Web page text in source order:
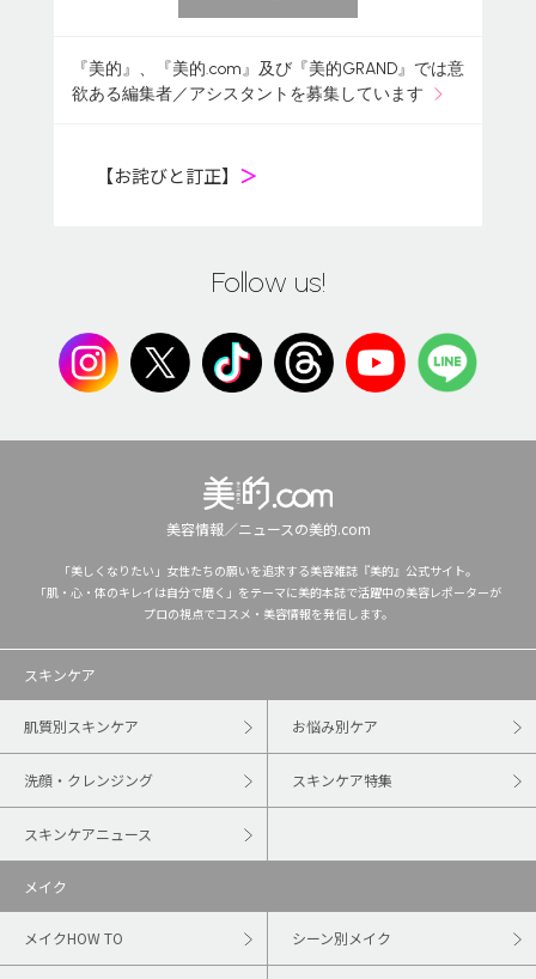
『美的』、『美的.com』及び『美的GRAND』では意
欲ある編集者／アシスタントを募集しています
【お詫びと訂正】 ＞
Follow us!
美容情報／ニュースの美的.com
「美しくなりたい」女性たちの願いを追求する美容雑誌『美的』公式サイト。
「肌・心・体のキレイは自分で磨く」をテーマに美的本誌で活躍中の美容レポーターが
プロの視点でコスメ・美容情報を発信します。
スキンケア
肌質別スキンケア お悩み別ケア
洗顔・クレンジング スキンケア特集
スキンケアニュース
メイク
メイクHOW TO シーン別メイク